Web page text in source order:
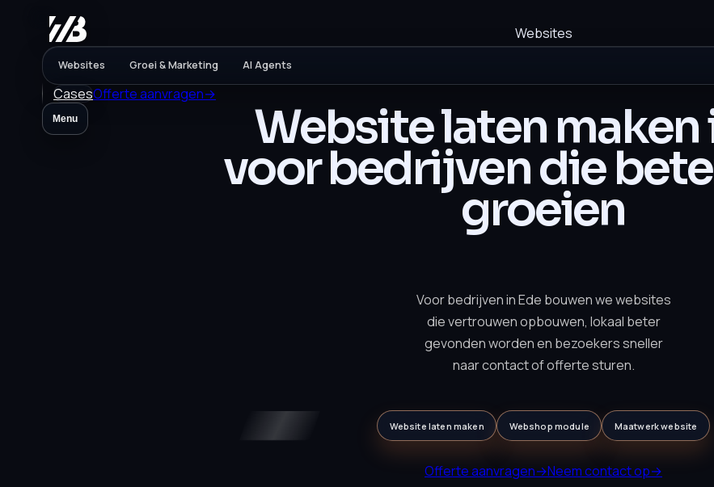
Websites Groei & Marketing AI Agents
CasesOfferte aanvragen→
Menu
Websites
Website laten maken
voor bedrijven die
groeien
Voor bedrijven in Ede bouwen we websites
die vertrouwen opbouwen, lokaal beter
gevonden worden en bezoekers sneller
naar contact of offerte sturen.
Website laten maken Webshop module Maatwerk website
Offerte aanvragen→Neem contact op→